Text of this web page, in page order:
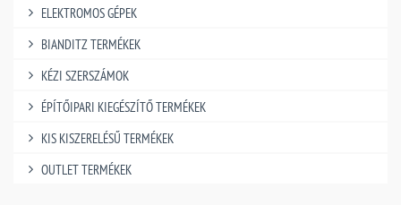
ELEKTROMOS GÉPEK
BIANDITZ TERMÉKEK
KÉZI SZERSZÁMOK
ÉPÍTŐIPARI KIEGÉSZÍTŐ TERMÉKEK
KIS KISZERELÉSŰ TERMÉKEK
OUTLET TERMÉKEK